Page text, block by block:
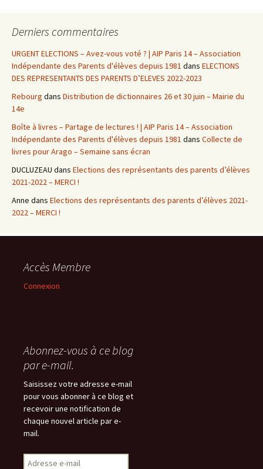
Derniers commentaires
URGENT ELECTIONS – Avez-vous voté ? | AIP Paris 14 – Association
Indépendante des Parents d'élèves depuis 1981 dans ELECTIONS
DES REPRESENTANTS DES PARENTS D’ELEVES 2022-2023
Rebourg dans Distribution de dictionnaires 26 et 30 juin – Mairie du
14e
Boîte à livres – Partage de lectures ! | AIP Paris 14 – Association
Indépendante des Parents d'élèves depuis 1981 dans Collecte de
livres pour Arago – Semaine sans écran
DUCLUZEAU dans Elections des représentants des parents d’élèves
2021-2022 – MERCI !
Anne dans Elections des représentants des parents d’élèves 2021-
2022 – MERCI !
Accès Membre
Connexion
Abonnez-vous à ce blog
par e-mail.
Saisissez votre adresse e-mail
pour vous abonner à ce blog et
recevoir une notification de
chaque nouvel article par e-
mail.
Adresse